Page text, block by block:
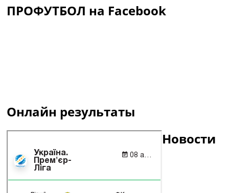
ПРОФУТБОЛ на Facebook
Онлайн результаты
Новости